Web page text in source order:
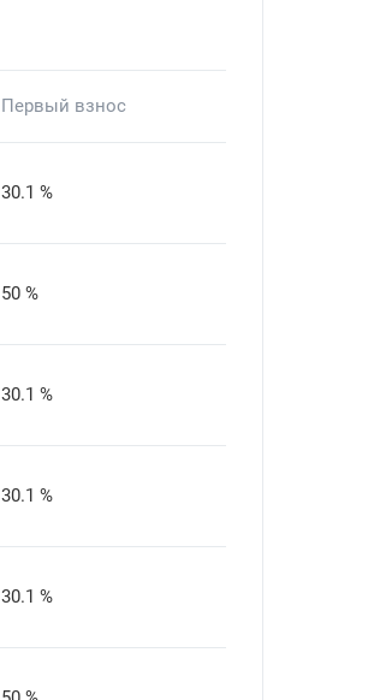
Первый взнос
30.1 %
50 %
30.1 %
30.1 %
30.1 %